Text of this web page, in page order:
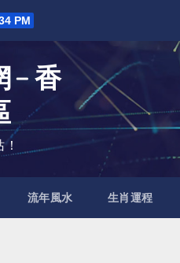
PM
﹣香
流年風水 生肖運程